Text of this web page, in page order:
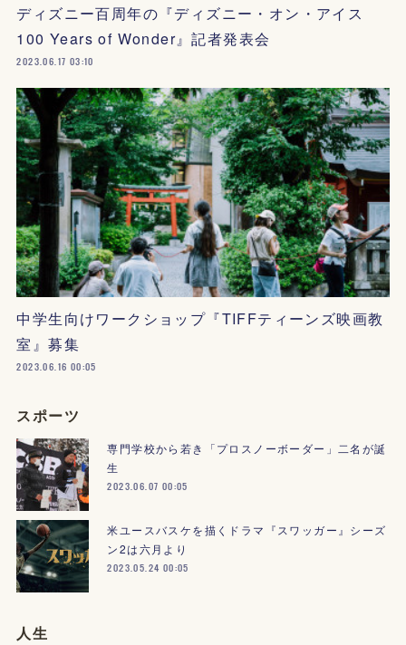
ディズニー百周年の『ディズニー・オン・アイス
100 Years of Wonder』記者発表会
2023.06.17 03:10
中学生向けワークショップ『TIFFティーンズ映画教
室』募集
2023.06.16 00:05
スポーツ
専門学校から若き「プロスノーボーダー」二名が誕
生
2023.06.07 00:05
米ユースバスケを描くドラマ『スワッガー』シーズ
ン2は六月より
2023.05.24 00:05
人生